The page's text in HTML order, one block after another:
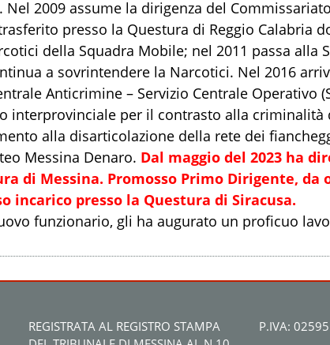
Nel 2009 assume la dirigenza del
presso la Questura di Reggio Calabria
della Squadra Mobile; nel 2011 passa alla
a sovrintendere la Narcotici. Nel 2016
Anticrimine – Servizio Centrale Operativo
interprovinciale per il contrasto alla criminalità
alla disarticolazione della rete dei
Messina Denaro. Dal maggio del 2023 ha
di Messina. Promosso Primo Dirigente, da
incarico presso la Questura di Siracusa.
funzionario, gli ha augurato un proficuo
REGISTRATA AL REGISTRO STAMPA
P.IVA: